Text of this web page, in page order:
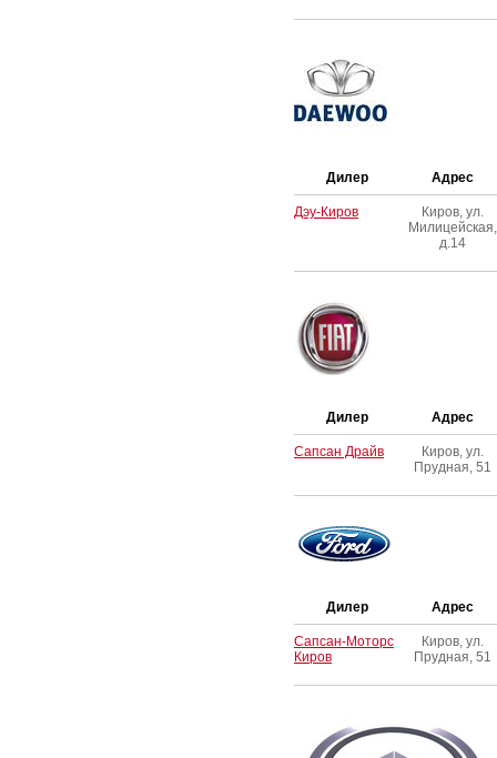
Дилер Адрес
Дэу-Киров
Киров, ул.
Милицейская,
д.14
Дилер Адрес
Сапсан Драйв
Киров, ул.
Прудная, 51
Дилер Адрес
Сапсан-Моторс
Киров
Киров, ул.
Прудная, 51